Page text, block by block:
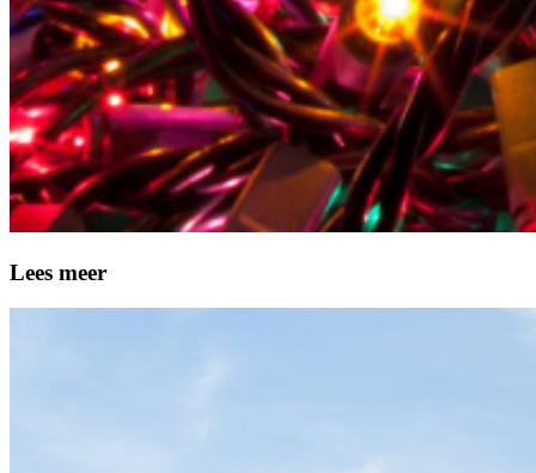
Lees meer